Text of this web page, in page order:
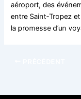
aéroport, des
entre Saint-Tropez
la promesse d’un